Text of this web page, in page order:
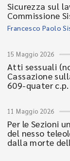
Sicurezza sul
Commissione
Francesco Paolo
15 Maggio 2026
Atti sessuali
Cassazione
609-quater c.p.
11 Maggio 2026
Per le Sezioni
del nesso
dalla morte